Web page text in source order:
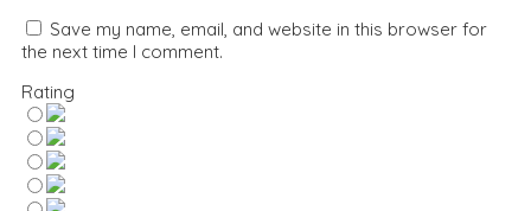
Save my name, email, and website in this browser for
the next time I comment.
Rating